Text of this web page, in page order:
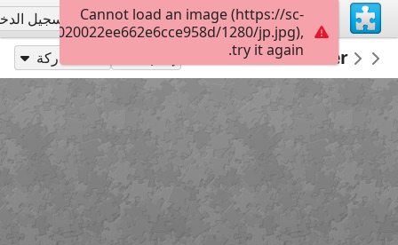
تسجيل الاشتراك تسجيل
surgicalmic
Surgical Technologies
Stratification of Colon Cancer
49
مشاركة
Cannot load an image (https://sc-
1280/jp.jpg),
try it again.